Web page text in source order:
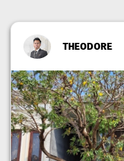
THEODORE